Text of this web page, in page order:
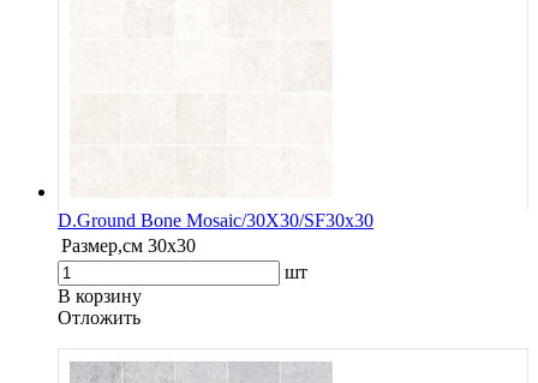
D.Ground Bone Mosaic/30X30/SF30x30
Размер,см 30x30
шт
В корзину
Oтложить